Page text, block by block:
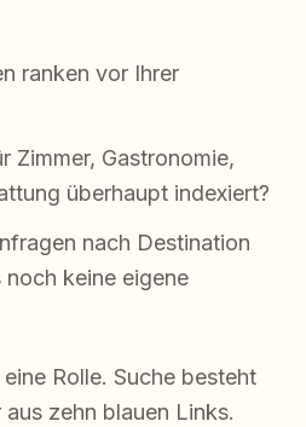
ranken vor Ihrer
Zimmer, Gastronomie,
überhaupt indexiert?
nach Destination
keine eigene
Rolle. Suche besteht
zehn blauen Links.